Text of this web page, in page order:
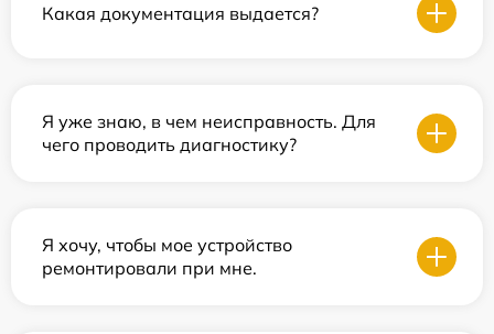
Какая документация выдается?
Я уже знаю, в чем неисправность. Для
чего проводить диагностику?
Я хочу, чтобы мое устройство
ремонтировали при мне.